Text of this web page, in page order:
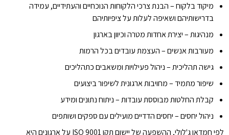
מיקוד בלקוח – הבנת צרכי הלקוחות הנוכחיים והעתידיים, עמידה
בדרישותיהם ושאיפה לעלות על ציפיותיהם
מנהיגות – יצירת אחדות מטרה וכיוון בארגון
מעורבות אנשים – העצמת עובדים בכל הרמות
גישה תהליכית – ניהול פעילויות ומשאבים כתהליכים
שיפור מתמיד – מחויבות ארגונית לשיפור ביצועים
קבלת החלטות מבוססת עובדות – ניתוח נתונים ומידע
ניהול יחסים – יחסים הדדיים מועילים עם ספקים ושותפים
לפי חמדאן ג'לולי, ההשפעה של יישום תקן ISO 9001 על ארגונים היא